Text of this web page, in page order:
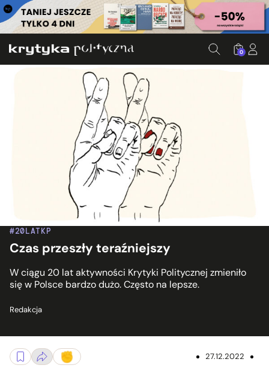
0
#20LATKP
Czas przeszły teraźniejszy
W ciągu 20 lat aktywności Krytyki Politycznej zmieniło
się w Polsce bardzo dużo. Często na lepsze.
Redakcja
27.12.2022